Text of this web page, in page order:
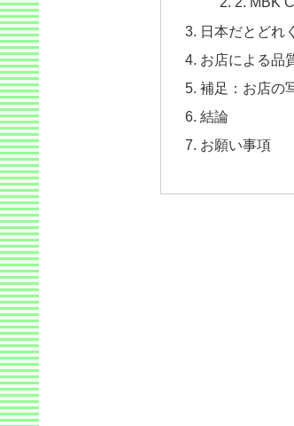
日本だとどれ
お店による品
補足：お店の
結論
お願い事項